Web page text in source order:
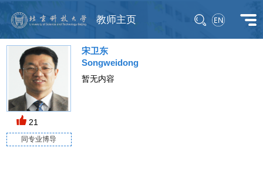
教师主页
21
同专业博导
宋卫东
Songweidong
暂无内容